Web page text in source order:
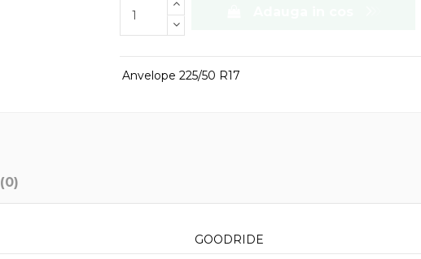
Anvelope 225/50 R17
(0)
GOODRIDE